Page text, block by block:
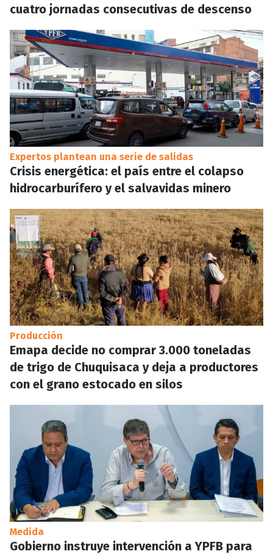
cuatro jornadas consecutivas de descenso
Expertos plantean una serie de salidas
Crisis energética: el país entre el colapso
hidrocarburífero y el salvavidas minero
Producción
Emapa decide no comprar 3.000 toneladas
de trigo de Chuquisaca y deja a productores
con el grano estocado en silos
Medida
Gobierno instruye intervención a YPFB para